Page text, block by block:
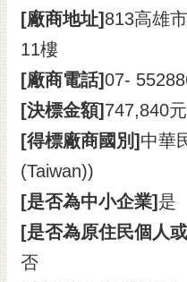
[廠商地址] 813高雄
11樓
[廠商電話]07-
[決標金額] 747,840元
[得標廠商國別] 中華
(Taiwan))
[是否為中小企業] 是
[是否為原住民個人
否